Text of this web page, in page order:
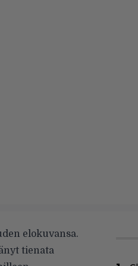
elokuvansa.
tienata